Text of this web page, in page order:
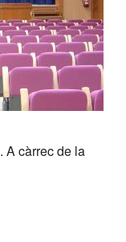
A càrrec de la